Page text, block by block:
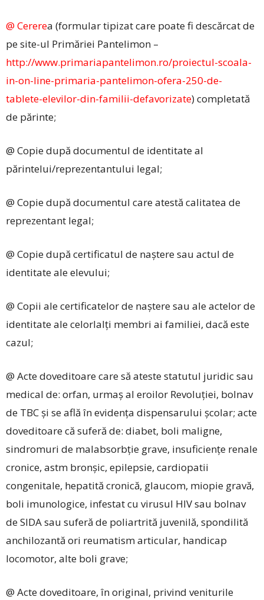
@ Cererea (formular tipizat care poate fi descărcat de
pe site-ul Primăriei Pantelimon –
http://www.primariapantelimon.ro/proiectul-scoala-
in-on-line-primaria-pantelimon-ofera-250-de-
tablete-elevilor-din-familii-defavorizate) completată
de părinte;
@ Copie după documentul de identitate al
părintelui/reprezentantului legal;
@ Copie după documentul care atestă calitatea de
reprezentant legal;
@ Copie după certificatul de naștere sau actul de
identitate ale elevului;
@ Copii ale certificatelor de naștere sau ale actelor de
identitate ale celorlalți membri ai familiei, dacă este
cazul;
@ Acte doveditoare care să ateste statutul juridic sau
medical de: orfan, urmaș al eroilor Revoluției, bolnav
de TBC și se află în evidența dispensarului școlar; acte
doveditoare că suferă de: diabet, boli maligne,
sindromuri de malabsorbție grave, insuficiențe renale
cronice, astm bronșic, epilepsie, cardiopatii
congenitale, hepatită cronică, glaucom, miopie gravă,
boli imunologice, infestat cu virusul HIV sau bolnav
de SIDA sau suferă de poliartrită juvenilă, spondilită
anchilozantă ori reumatism articular, handicap
locomotor, alte ­boli grave;
@ Acte doveditoare, în original, privind veniturile